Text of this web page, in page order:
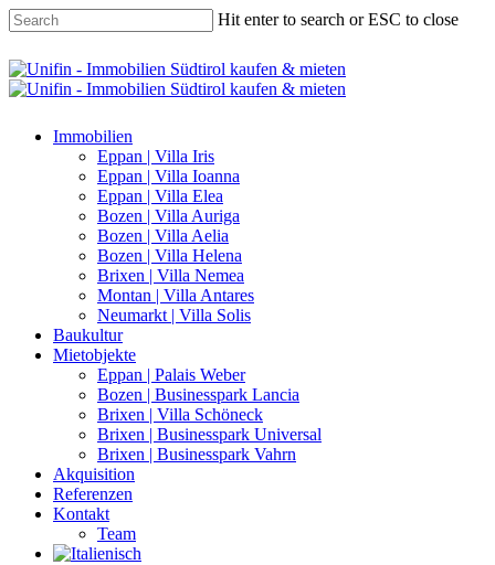
Hit enter to search or ESC to close
Immobilien
Eppan | Villa Iris
Eppan | Villa Ioanna
Eppan | Villa Elea
Bozen | Villa Auriga
Bozen | Villa Aelia
Bozen | Villa Helena
Brixen | Villa Nemea
Montan | Villa Antares
Neumarkt | Villa Solis
Baukultur
Mietobjekte
Eppan | Palais Weber
Bozen | Businesspark Lancia
Brixen | Villa Schöneck
Brixen | Businesspark Universal
Brixen | Businesspark Vahrn
Akquisition
Referenzen
Kontakt
Team